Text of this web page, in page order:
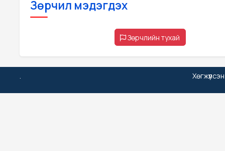
Зөрчил мэдэгдэх
Зөрчлийн тухай
.